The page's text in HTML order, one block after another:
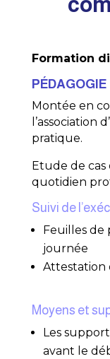
Formation
PÉDAGOGIE
Montée en
pratique.
Etude de
quotidien
Suivi de
Feuilles de
journée
Attestation
Moyens et
Les
avant le